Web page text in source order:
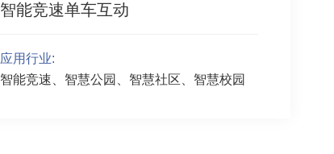
智能竞速单车互动
应用行业:
智能竞速、智慧公园、智慧社区、智慧校园